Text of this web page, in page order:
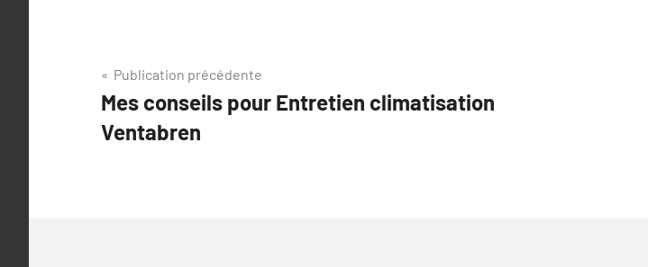
Navigation
de
l’article
Publication précédente
Mes conseils pour Entretien climatisation
Ventabren